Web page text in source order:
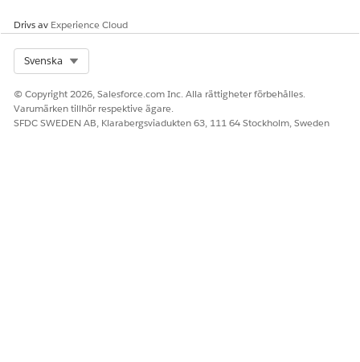
publicerar en uppdatering.
SE ÄVEN:
Byt namn på flikar och fältetiketter
LÖSTE DENNA ARTIKEL DITT PROBLEM?
Drivs av Experience Cloud
Svenska
© Copyright 2026, Salesforce.com Inc. Alla rättigheter förbehålles.
Varumärken tillhör respektive ägare.
SFDC SWEDEN AB, Klarabergsviadukten 63, 111 64 Stockholm, Sweden